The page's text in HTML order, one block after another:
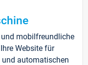
und mobilfreundliche
Website für
automatischen